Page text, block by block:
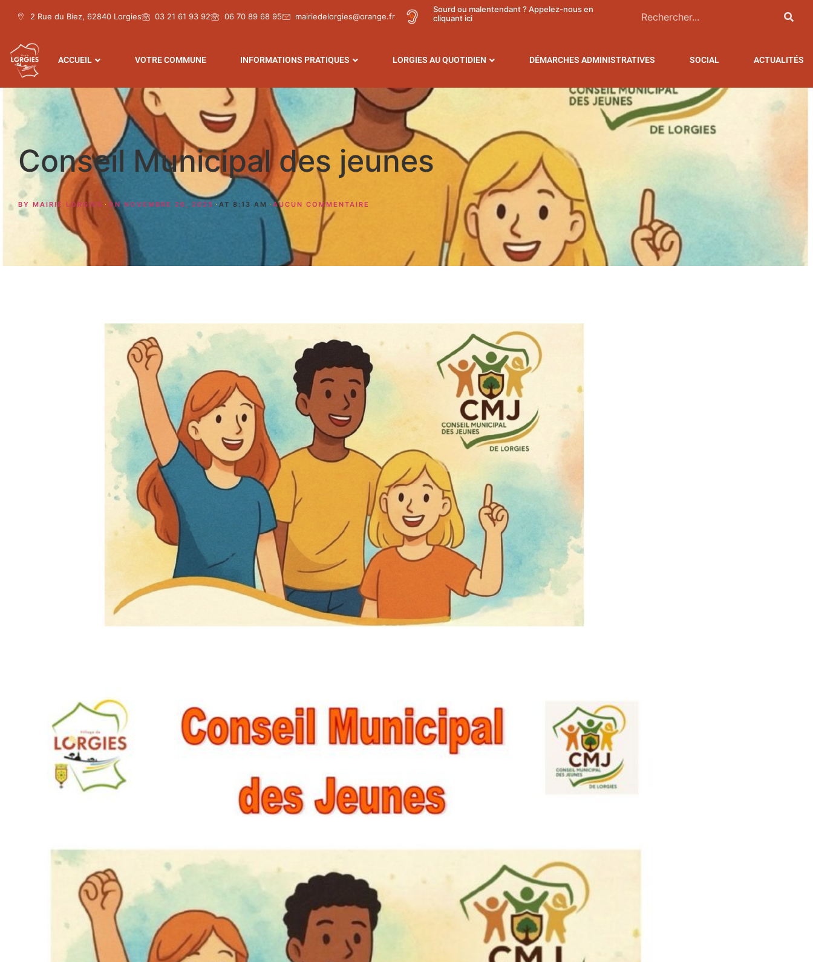
2 Rue du Biez, 62840 Lorgies 03 21 61 93 92 06 70 89 68 95 mairiedelorgies@orange.fr
Sourd ou malentendant ? Appelez-nous en
cliquant ici
ACCUEIL VOTRE COMMUNE INFORMATIONS PRATIQUES LORGIES AU QUOTIDIEN DÉMARCHES ADMINISTRATIVES SOCIAL ACTUALITÉS
Conseil Municipal des jeunes
BY MAIRIE LORGIES ON NOVEMBRE 26, 2025 AT 8:13 AM AUCUN COMMENTAIRE